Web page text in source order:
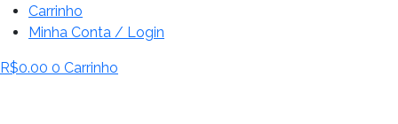
Carrinho
Minha Conta / Login
R$0.00 0 Carrinho